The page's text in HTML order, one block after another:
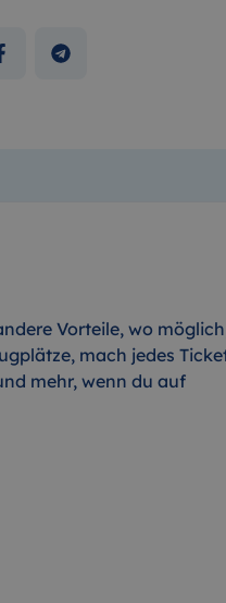
Vorteile, wo
mach jedes
mehr, wenn du auf